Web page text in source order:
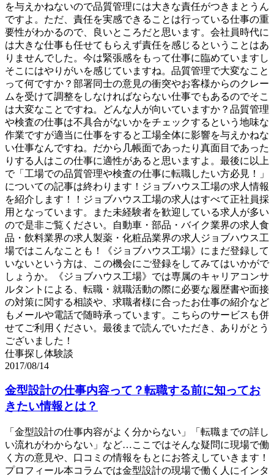
を与えかねないので品質管理には大きな責任がつきまとうん
ですよ。ただ、責任を実感できることは行っている仕事の重
要性がわかるので、良いところだと思います。会社員時代に
は大きな仕事も任せてもらえず責任を感じるということはあ
りませんでした。今は緊張感をもって仕事に臨めていますし
そこにはやりがいを感じていますね。品質管理で大変なこと
って何ですか？部署同士の意見の衝突やお客様からのクレー
ムを受けて調整をしなければならない仕事でもあるのでそこ
は大変なことですね。どんな人が向いていますか？品質管理
や検査の仕事は不具合がないかをチェックするという地味な
作業ですが適当に仕事をすると工場全体に影響を与えかねな
い仕事なんですね。だから几帳面であったり真面目であった
りする人はこの仕事に適性があると思いますよ。最後に以上
で「工場での品質管理や検査の仕事に転職したい方必見！」
についての記事は終わります！ジョブハウス工場の求人情報
を紹介します！！ジョブハウス工場の求人はすべて正社員採
用となっています。また未経験者を歓迎している求人が多い
ので是非ご覧ください。自動車・部品・バイク業界の求人食
品・飲料業界の求人製薬・化粧品業界の求人ジョブハウス工
場ではこんなことも！《ジョブハウス工場》にまだ登録して
いないという方は、この機会にご登録をしてみてはいかがで
しょうか。《ジョブハウス工場》では専属のキャリアコンサ
ルタントによる、転職・就職活動の際に必要な履歴書や面接
の対策に関する相談や、求職者様に合ったお仕事の紹介など
もメールや電話で随時承っています。こちらのサービスも併
せてご利用ください。最後まで読んでいただき、ありがとう
ございました！
仕事探し体験談
2017/08/14
金型設計の仕事内容って？転職する前に知ってお
きたい情報とは？
「金型設計の仕事内容がよく分からない」「転職までの詳し
い流れがわからない」など…ここではそんな疑問に現場で働
く方の意見や、口コミの情報をもとにお答えしていきます！
プロフィール本コラムでは金型設計の現場で働く人にインタ